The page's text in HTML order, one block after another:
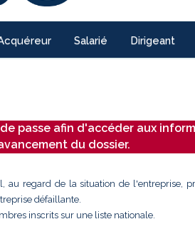
Salarié Dirigeant
passe afin d'accéder aux
du dossier.
au regard de la situation de l'entreprise,
défaillante.
inscrits sur une liste nationale.